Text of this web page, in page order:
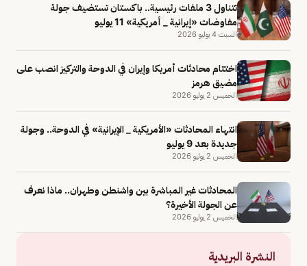
تتناول 3 ملفات رئيسية.. باكستان تستضيف جولة
مفاوضات «إيرانية _ أمريكية» 11 يوليو
السبت 4 يوليو 2026
اختتام محادثات أمريكا وإيران في الدوحة والتركيز انصب على
مضيق هرمز
الخميس 2 يوليو 2026
انتهاء المحادثات «الأمريكية _ الإيرانية» في الدوحة.. وجولة
جديدة بعد 9 يوليو
الخميس 2 يوليو 2026
المحادثات غير المباشرة بين واشنطن وطهران.. ماذا نعرف
عن الجولة الأخيرة؟
الخميس 2 يوليو 2026
النشرة البريدية